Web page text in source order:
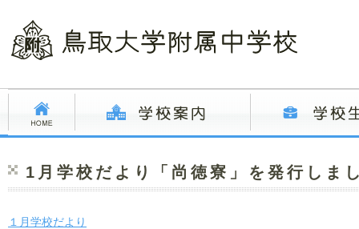
1月学校だより「尚徳寮」を発行しま
１月学校だより